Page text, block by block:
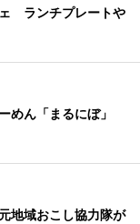
ランチプレートや
めん「まるにぼ」
地域おこし協力隊が